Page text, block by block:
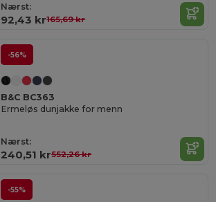
Nærst:
92,43 kr165,69 kr
-56%
B&C BC363
Ermeløs dunjakke for menn
Nærst:
240,51 kr552,26 kr
-55%